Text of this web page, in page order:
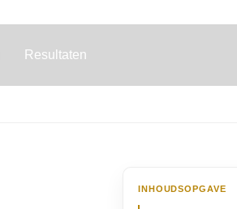
Resultaten
INHOUDSOPGAVE